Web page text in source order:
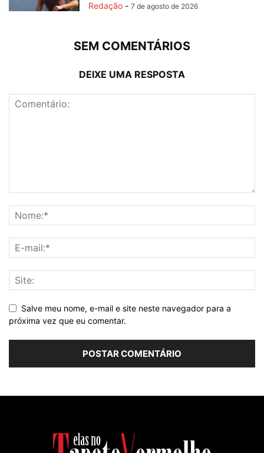
Redação - 7 de agosto de 2026
SEM COMENTÁRIOS
DEIXE UMA RESPOSTA
Salve meu nome, e-mail e site neste navegador para a
próxima vez que eu comentar.